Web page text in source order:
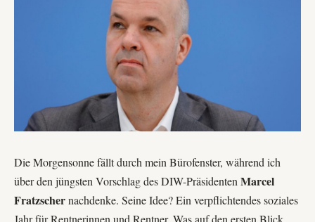
Die Morgensonne fällt durch mein Bürofenster, während ich
über den jüngsten Vorschlag des DIW-Präsidenten Marcel
Fratzschernachdenke. Seine Idee? Ein verpflichtendes soziales
Jahr für Rentnerinnen und Rentner. Was auf den ersten Blick